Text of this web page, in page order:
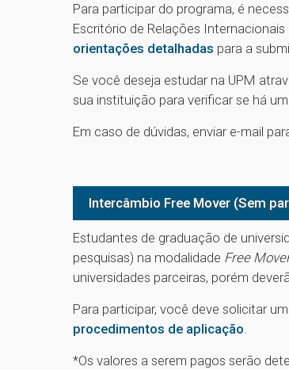
Para participar do programa, é
Escritório de Relações
orientações detalhadas para a
Se você deseja estudar na UPM
sua instituição para verificar se há um
Em caso de dúvidas, enviar e-mail
Intercâmbio Free Mover (Sem
Estudantes de graduação de
pesquisas) na modalidade Free
universidades parceiras, porém
Para participar, você deve solicitar
procedimentos de aplicação.
*Os valores a serem pagos serão